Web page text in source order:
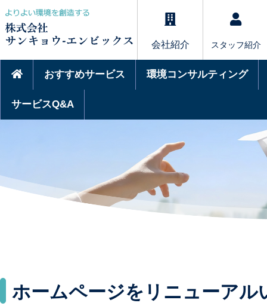
スタッフ紹介
会社紹介
おすすめサービス 環境コンサルティング
サービスQ&A
ホームページをリニューアル